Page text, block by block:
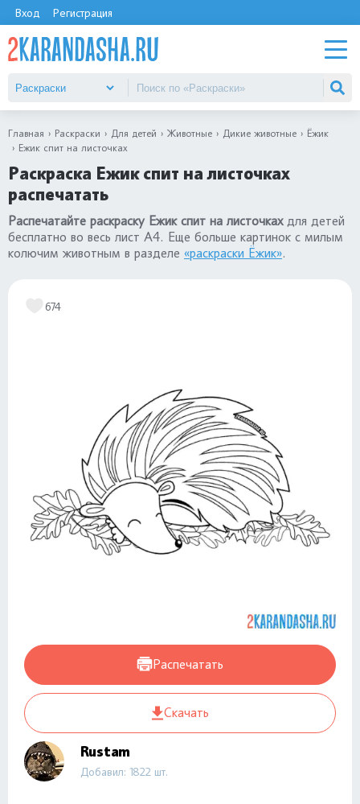
Вход Регистрация
Главная Раскраски Для детей Животные Дикие животные
Ёжик
Ежик спит на листочках
Раскраска Ежик спит на листочках
распечатать
Распечатайте раскраску Ежик спит на листочкахдля детей
бесплатно во весь лист А4. Еще больше картинок с милым
колючим животным в разделе «раскраски Ёжик».
674
Распечатать
Скачать
Rustam
Добавил: 1822 шт.